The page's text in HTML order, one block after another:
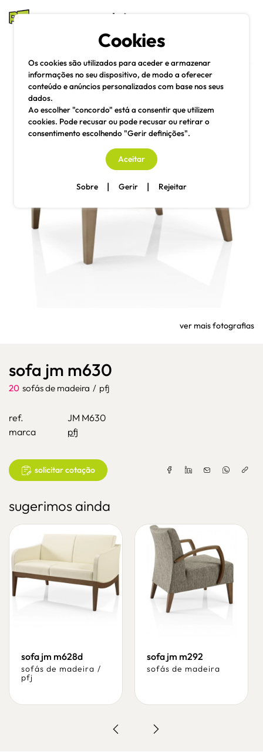
mesas e cadeiras
Pesquisa
ver mais fotografias
sofa jm m630
20 sofás de madeira / pfj
ref.
JM M630
marca
pfj
solicitar cotação
sugerimos ainda
sofa jm m628d
sofás de madeira /
pfj
sofa jm m292
sofás de madeira
Cookies
Os cookies são utilizados para aceder e armazenar
informações no seu dispositivo, de modo a oferecer
conteúdo e anúncios personalizados com base nos seus
dados.
Ao escolher "concordo" está a consentir que utilizem
cookies. Pode recusar ou pode recusar ou retirar o
consentimento escolhendo "Gerir definições".
Aceitar
Sobre | Gerir | Rejeitar